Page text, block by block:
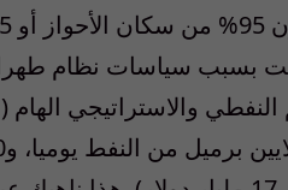
بسبب سياسات نظام